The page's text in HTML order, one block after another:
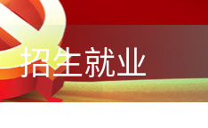
招生就业